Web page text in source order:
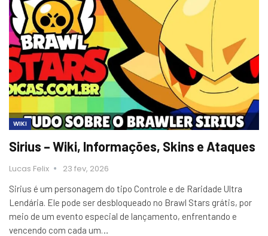
WIKI
Sirius – Wiki, Informações, Skins e Ataques
Lucas Felix 23 fev, 2026
Sirius é um personagem do tipo Controle e de Raridade Ultra
Lendária. Ele pode ser desbloqueado no Brawl Stars grátis, por
meio de um evento especial de lançamento, enfrentando e
vencendo com cada um…